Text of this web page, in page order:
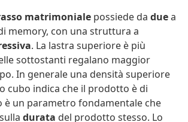
matrimoniale possiede da duea
memory, con una struttura a
. La lastra superiore è più
sottostanti regalano maggior
In generale una densità superiore
cubo indica che il prodotto è di
è un parametro fondamentale che
durata del prodotto stesso. Lo